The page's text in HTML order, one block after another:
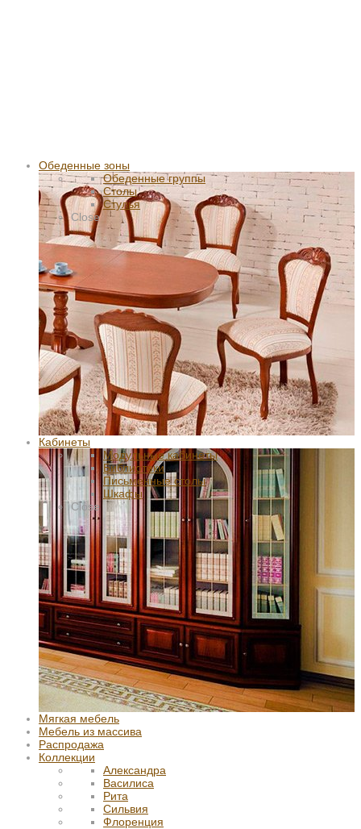
Обеденные зоны
Обеденные группы
Столы
Стулья
Close
Кабинеты
Модульные кабинеты
Библиотеки
Письменные столы
Шкафы
Close
Мягкая мебель
Мебель из массива
Распродажа
Коллекции
Александра
Василиса
Рита
Сильвия
Флоренция